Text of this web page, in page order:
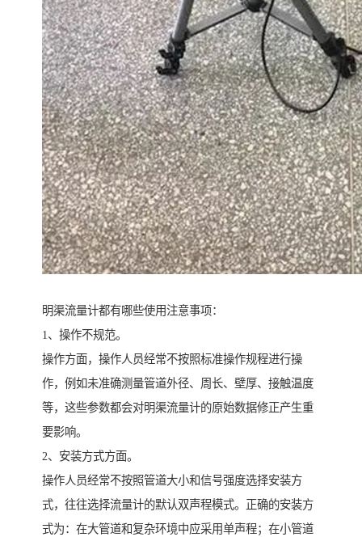
明渠流量计都有哪些使用注意事项：
1、操作不规范。
操作方面，操作人员经常不按照标准操作规程进行操
作，例如未准确测量管道外径、周长、壁厚、接触温度
等，这些参数都会对明渠流量计的原始数据修正产生重
要影响。
2、安装方式方面。
操作人员经常不按照管道大小和信号强度选择安装方
式，往往选择流量计的默认双声程模式。正确的安装方
式为：在大管道和复杂环境中应采用单声程；在小管道